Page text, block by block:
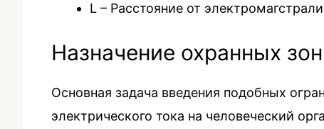
L – Расстояние от
Назначение охранных
Основная задача введения подобных
электрического тока на человеческий